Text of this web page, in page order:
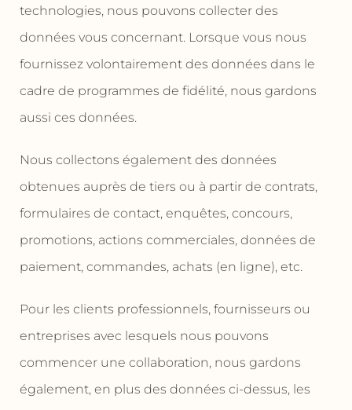
technologies, nous pouvons collecter des
données vous concernant. Lorsque vous nous
fournissez volontairement des données dans le
cadre de programmes de fidélité, nous gardons
aussi ces données.
Nous collectons également des données
obtenues auprès de tiers ou à partir de contrats,
formulaires de contact, enquêtes, concours,
promotions, actions commerciales, données de
paiement, commandes, achats (en ligne), etc.
Pour les clients professionnels, fournisseurs ou
entreprises avec lesquels nous pouvons
commencer une collaboration, nous gardons
également, en plus des données ci-dessus, les